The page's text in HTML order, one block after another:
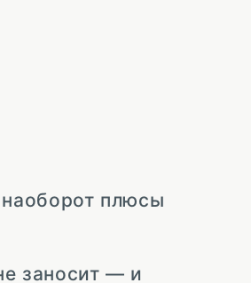
плюсы
заносит — и